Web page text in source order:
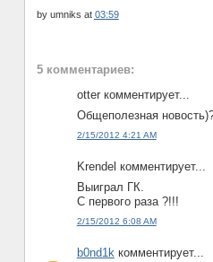
by umniks at 03:59
5 комментариев:
otter комментирует...
Общеполезная
2/15/2012 4:21 AM
Krendel комментирует...
Выиграл ГК.
С первого раза ?!!!
2/15/2012 6:08 AM
b0nd1kкомментирует...